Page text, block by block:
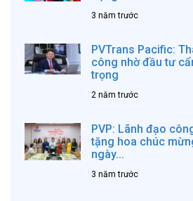
3 năm trước
PVTrans Pacific:
công nhờ đầu tư
trọng
2 năm trước
PVP: Lãnh đạo
tặng hoa chúc
ngày...
3 năm trước